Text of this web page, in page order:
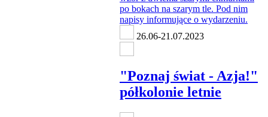
26.06-21.07.2023
"Poznaj świat - Azja!"
półkolonie letnie